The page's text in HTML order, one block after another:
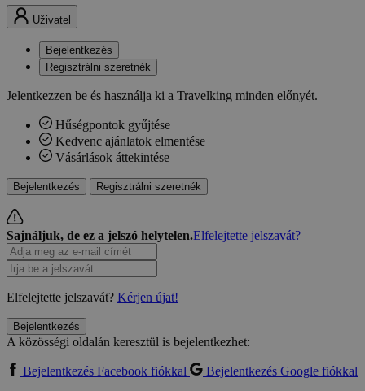
Uživatel
Bejelentkezés
Regisztrálni szeretnék
Jelentkezzen be és használja ki a Travelking minden előnyét.
Hűségpontok gyűjtése
Kedvenc ajánlatok elmentése
Vásárlások áttekintése
Bejelentkezés Regisztrálni szeretnék
Sajnáljuk, de ez a jelszó helytelen.Elfelejtette jelszavát?
Elfelejtette jelszavát? Kérjen újat!
Bejelentkezés
A közösségi oldalán keresztül is bejelentkezhet:
Bejelentkezés Facebook fiókkal
Bejelentkezés Google fiókkal